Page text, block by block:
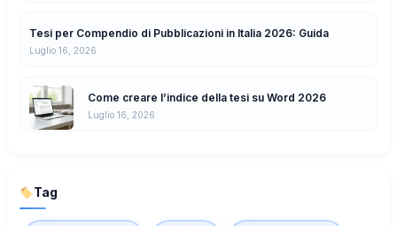
Tesi per Compendio di Pubblicazioni in Italia 2026: Guida
Luglio 16, 2026
Come creare l’indice della tesi su Word 2026
Luglio 16, 2026
Tag